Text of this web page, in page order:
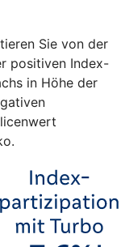
Sie von der
positiven Index-
in Höhe der